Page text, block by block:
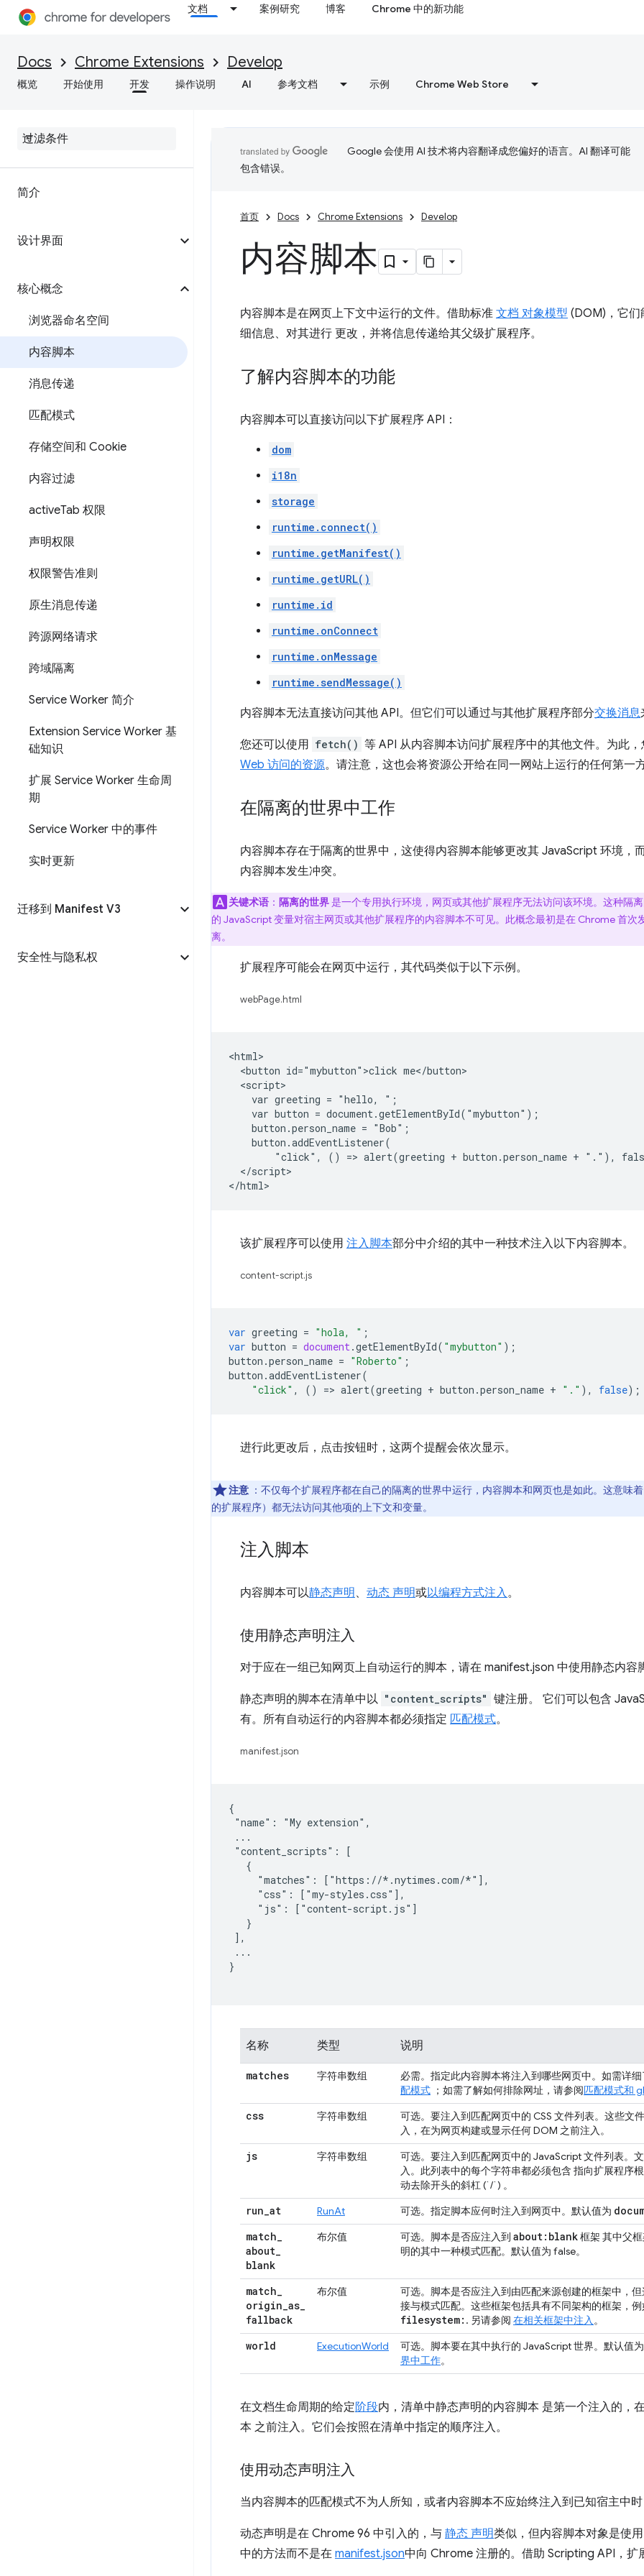
文档 案例研究 博客 Chrome 中的新功能
Docs Chrome Extensions Develop
概览 开始使用 开发 操作说明 AI 参考文档 示例 Chrome Web Store
简介
设计界面
核心概念
浏览器命名空间
内容脚本
消息传递
匹配模式
存储空间和 Cookie
内容过滤
activeTab 权限
声明权限
权限警告准则
原生消息传递
跨源网络请求
跨域隔离
Service Worker 简介
Extension Service Worker 基
础知识
扩展 Service Worker 生命周
期
Service Worker 中的事件
实时更新
迁移到 Manifest V3
安全性与隐私权
Google 会使用 AI 技术将内容翻译成您偏好的语言。AI 翻译可能
包含错误。
首页 Docs Chrome Extensions Develop
内容脚本
内容脚本是在网页上下文中运行的文件。借助标准 文档 对象模型 (DOM)，它们
细信息、对其进行 更改，并将信息传递给其父级扩展程序。
了解内容脚本的功能
内容脚本可以直接访问以下扩展程序 API：
dom
i18n
storage
runtime.connect()
runtime.getManifest()
runtime.getURL()
runtime.id
runtime.onConnect
runtime.onMessage
runtime.sendMessage()
内容脚本无法直接访问其他 API。但它们可以通过与其他扩展程序部分交换消息
您还可以使用 fetch() 等 API 从内容脚本访问扩展程序中的其他文件。为此
Web 访问的资源。请注意，这也会将资源公开给在同一网站上运行的任何第一
在隔离的世界中工作
内容脚本存在于隔离的世界中，这使得内容脚本能够更改其 JavaScript 环境，
内容脚本发生冲突。
关键术语 ： 隔离的世界是一个专用执行环境，网页或其他扩展程序无法访问该环境。这种隔
的 JavaScript 变量对宿主网页或其他扩展程序的内容脚本不可见。此概念最初是在 Chrome 首
离。
扩展程序可能会在网页中运行，其代码类似于以下示例。
webPage.html
<html>
  <button id="mybutton">click me</button>
  <script>
    var greeting = "hello, ";
    var button = document.getElementById("mybutton");
    button.person_name = "Bob";
    button.addEventListener(
"click", () => alert(greeting + button.person_name + "."),
  </script>
该扩展程序可以使用 注入脚本部分中介绍的其中一种技术注入以下内容脚本。
content-script.js
var greeting = "hola, " ;
var button = document.getElementById( "mybutton" );
button .person_name = "Roberto" ;
button .addEventListener(
"click" , () => alert(greeting + button .person_name + "." ), false);
进行此更改后，点击按钮时，这两个提醒会依次显示。
注意 ：不仅每个扩展程序都在自己的隔离的世界中运行，内容脚本和网页也是如此。这意味
的扩展程序）都无法访问其他项的上下文和变量。
注入脚本
内容脚本可以静态声明 、 动态 声明或以编程方式注入。
使用静态声明注入
对于应在一组已知网页上自动运行的脚本，请在 manifest.json 中使用静态内容
静态声明的脚本在清单中以 "content_scripts" 键注册。 它们可以包含
有。所有自动运行的内容脚本都必须指定 匹配模式。
manifest.json
{
"name": "My extension",
...
"content_scripts": [
   {
     "matches": ["https://*.nytimes.com/*"],
     "css": ["my-styles.css"],
     "js": ["content-script.js"]
   }
],
...
}
名称 类型 说明
matches 字符串数组
必需。指定此内容脚本将注入到哪些网页中。如需详
配模式 ；如需了解如何排除网址，请参阅匹配模式和
css 字符串数组
可选。要注入到匹配网页中的 CSS 文件列表。这些文
入，在为网页构建或显示任何 DOM 之前注入。
js 字符串数组
可选。要注入到匹配网页中的 JavaScript 文件列表。
入。此列表中的每个字符串都必须包含 指向扩展程序
动去除开头的斜杠 (`/`) 。
run_at RunAt 可选。指定脚本应何时注入到网页中。默认值为
match_
about_
blank
布尔值 可选。脚本是否应注入到 about:blank框架 其中父
明的其中一种模式匹配。默认值为 false。
match_
origin_as_
fallback
布尔值
可选。脚本是否应注入到由匹配来源创建的框架中，
接与模式匹配。这些框架包括具有不同架构的框架，
filesystem: . 另请参阅 在相关框架中注入。
world ExecutionWorld
可选。脚本要在其中执行的 JavaScript 世界。默认值
界中工作。
在文档生命周期的给定阶段内，清单中静态声明的内容脚本 是第一个注入的，
本 之前注入。它们会按照在清单中指定的顺序注入。
使用动态声明注入
当内容脚本的匹配模式不为人所知，或者内容脚本不应始终注入到已知宿主中
动态声明是在 Chrome 96 中引入的，与 静态 声明类似，但内容脚本对象是使
中的方法而不是在 manifest.json中向 Chrome 注册的。借助 Scripting API，扩